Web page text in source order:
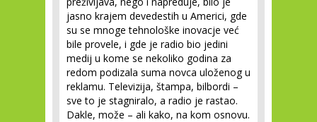
jasno krajem devedestih u Americi, gde
su se mnoge tehnološke inovacje već
bile provele, i gde je radio bio jedini
medij u kome se nekoliko godina za
redom podizala suma novca uloženog u
reklamu. Televizija, štampa, bilbordi –
sve to je stagniralo, a radio je rastao.
Dakle, može – ali kako, na kom osnovu.